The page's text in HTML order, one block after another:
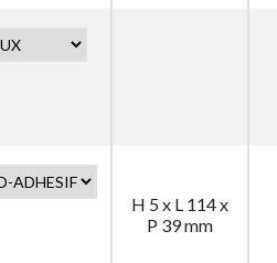
H 5 x L 114 x
P 39 mm